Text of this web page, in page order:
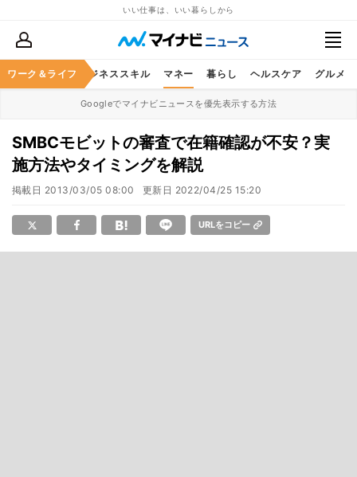
いい仕事は、いい暮らしから
ワーク＆ライフ
キャリア ビジネススキル マネー 暮らし ヘルスケア グルメ
Googleでマイナビニュースを優先表示する方法
SMBCモビットの審査で在籍確認が不安？実
施方法やタイミングを解説
掲載日 2013/03/05 08:00 更新日 2022/04/25 15:20
URLをコピー